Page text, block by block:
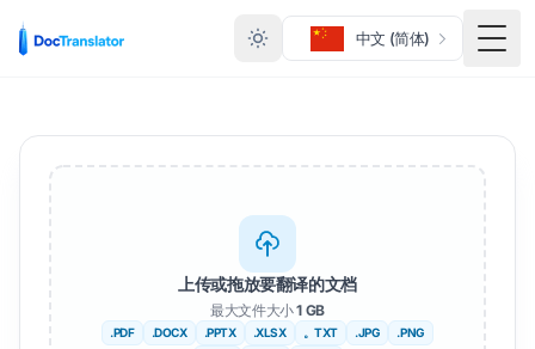
中文 (简体)
切换
上传或拖放要翻译的文档
最大文件大小1 GB
.PDF .DOCX .PPTX .XLSX 。TXT .JPG
.PNG